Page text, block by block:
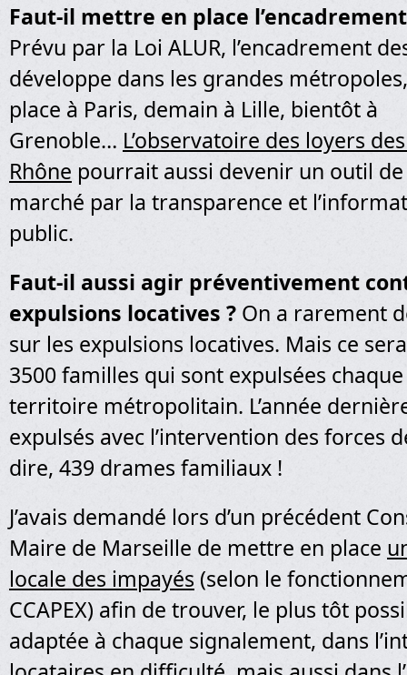
Faut-il mettre en place
Prévu par la Loi ALUR, l’encadrement
développe dans les grandes
place à Paris, demain à Lille, bientôt à
Grenoble… L’observatoire des loyers
Rhône pourrait aussi devenir un outil
marché par la transparence et
public.
Faut-il aussi agir préventivement
expulsions locatives ? On a rarement
sur les expulsions locatives. Mais ce
3500 familles qui sont expulsées
territoire métropolitain. L’année
expulsés avec l’intervention des forces
dire, 439 drames familiaux !
J’avais demandé lors d’un précédent
Maire de Marseille de mettre en place
locale des impayés (selon le
CCAPEX) afin de trouver, le plus tôt
adaptée à chaque signalement, dans